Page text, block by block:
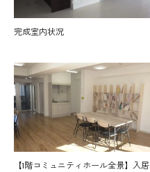
完成室内状況
【1階コミュニティホール全景】入居